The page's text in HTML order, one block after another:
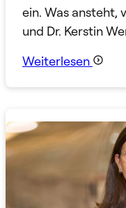
ein. Was ansteht,
und Dr. Kerstin
Weiterlesen